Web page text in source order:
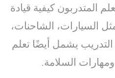
المتدربون كيفية قيادة
السيارات، الشاحنات،
التدريب يشمل أيضًا تعلم
ومهارات السلامة.